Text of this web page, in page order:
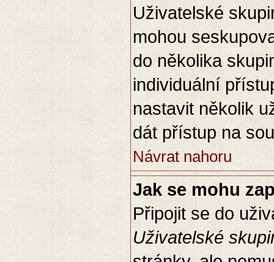
Uživatelské
mohou
do několika
individuální
nastavit několik
dát přístup na
Návrat nahoru
Jak se mohu
Připojit se do
Uživatelské